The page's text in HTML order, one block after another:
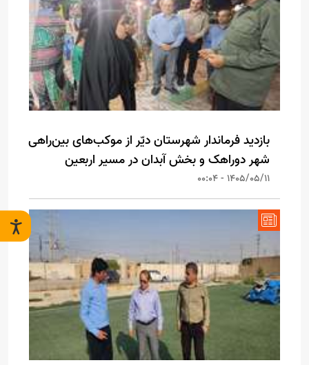
بازدید فرماندار شهرستان دیّر از موکب‌های بین‌راهی
شهر دوراهک و بخش آبدان در مسیر اربعین
1405/05/11 - 00:04